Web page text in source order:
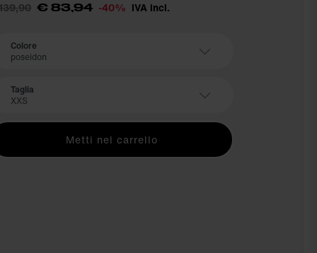
€ 83,94 -40% IVA incl.
Colore
poseidon
Taglia
XXS
Metti nel carrello